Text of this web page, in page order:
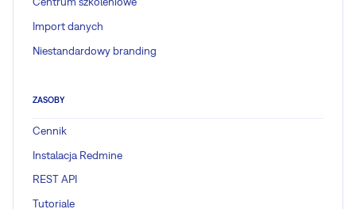
Import danych
Niestandardowy branding
ZASOBY
Cennik
Instalacja Redmine
REST API
Tutoriale